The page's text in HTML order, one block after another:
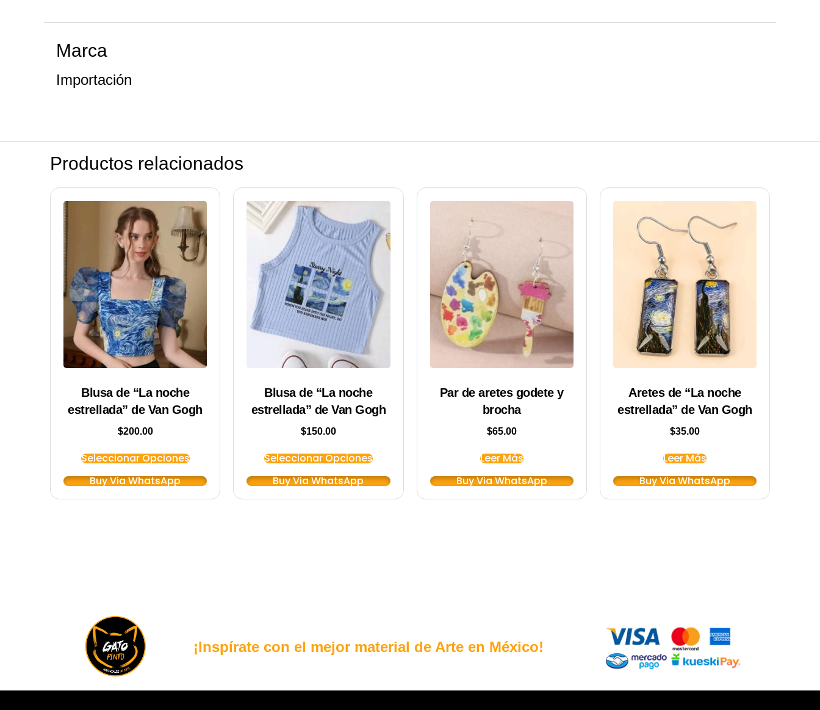
Marca
Importación
Productos relacionados
Blusa de “La noche
estrellada” de Van Gogh
$200.00
Seleccionar Opciones
Buy Via WhatsApp
Blusa de “La noche
estrellada” de Van Gogh
$150.00
Seleccionar Opciones
Buy Via WhatsApp
Par de aretes godete y
brocha
$65.00
Leer Más
Buy Via WhatsApp
Aretes de “La noche
estrellada” de Van Gogh
$35.00
Leer Más
Buy Via WhatsApp
¡Inspírate con el mejor material de Arte en México!